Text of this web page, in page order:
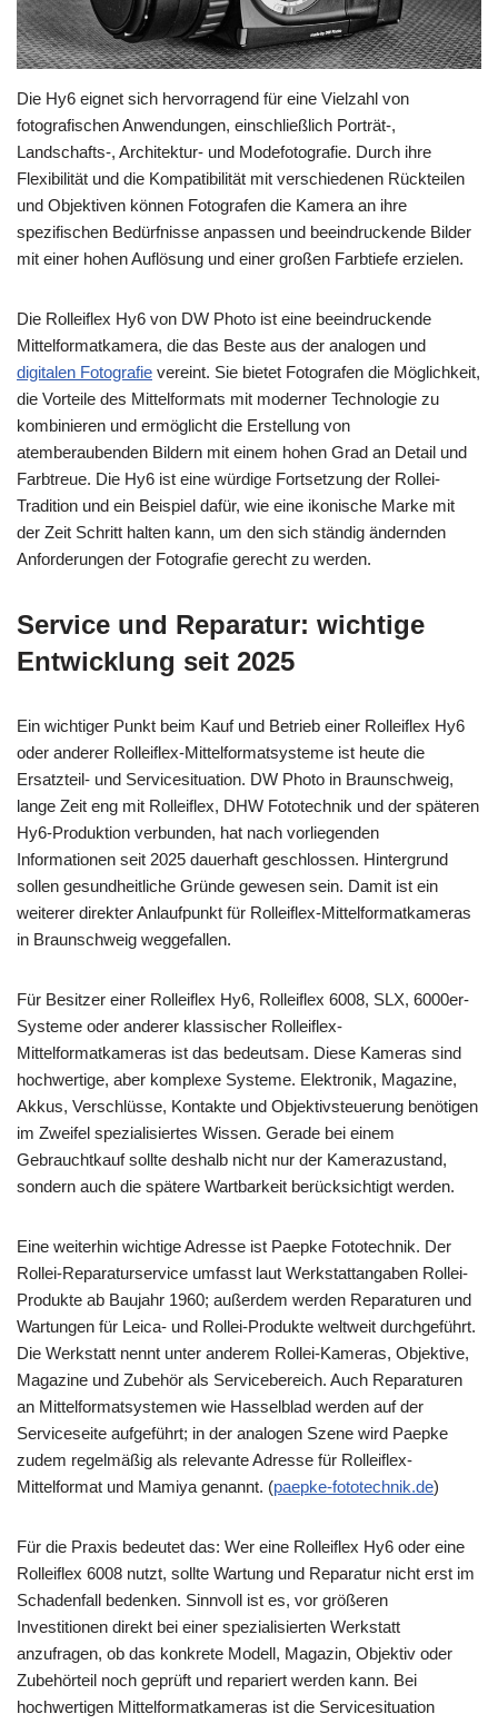
Die Hy6 eignet sich hervorragend für eine Vielzahl von
fotografischen Anwendungen, einschließlich Porträt-,
Landschafts-, Architektur- und Modefotografie. Durch ihre
Flexibilität und die Kompatibilität mit verschiedenen Rückteilen
und Objektiven können Fotografen die Kamera an ihre
spezifischen Bedürfnisse anpassen und beeindruckende Bilder
mit einer hohen Auflösung und einer großen Farbtiefe erzielen.
Die Rolleiflex Hy6 von DW Photo ist eine beeindruckende
Mittelformatkamera, die das Beste aus der analogen und
digitalen Fotografie vereint. Sie bietet Fotografen die Möglichkeit,
die Vorteile des Mittelformats mit moderner Technologie zu
kombinieren und ermöglicht die Erstellung von
atemberaubenden Bildern mit einem hohen Grad an Detail und
Farbtreue. Die Hy6 ist eine würdige Fortsetzung der Rollei-
Tradition und ein Beispiel dafür, wie eine ikonische Marke mit
der Zeit Schritt halten kann, um den sich ständig ändernden
Anforderungen der Fotografie gerecht zu werden.
Service und Reparatur: wichtige
Entwicklung seit 2025
Ein wichtiger Punkt beim Kauf und Betrieb einer Rolleiflex Hy6
oder anderer Rolleiflex-Mittelformatsysteme ist heute die
Ersatzteil- und Servicesituation. DW Photo in Braunschweig,
lange Zeit eng mit Rolleiflex, DHW Fototechnik und der späteren
Hy6-Produktion verbunden, hat nach vorliegenden
Informationen seit 2025 dauerhaft geschlossen. Hintergrund
sollen gesundheitliche Gründe gewesen sein. Damit ist ein
weiterer direkter Anlaufpunkt für Rolleiflex-Mittelformatkameras
in Braunschweig weggefallen.
Für Besitzer einer Rolleiflex Hy6, Rolleiflex 6008, SLX, 6000er-
Systeme oder anderer klassischer Rolleiflex-
Mittelformatkameras ist das bedeutsam. Diese Kameras sind
hochwertige, aber komplexe Systeme. Elektronik, Magazine,
Akkus, Verschlüsse, Kontakte und Objektivsteuerung benötigen
im Zweifel spezialisiertes Wissen. Gerade bei einem
Gebrauchtkauf sollte deshalb nicht nur der Kamerazustand,
sondern auch die spätere Wartbarkeit berücksichtigt werden.
Eine weiterhin wichtige Adresse ist Paepke Fototechnik. Der
Rollei-Reparaturservice umfasst laut Werkstattangaben Rollei-
Produkte ab Baujahr 1960; außerdem werden Reparaturen und
Wartungen für Leica- und Rollei-Produkte weltweit durchgeführt.
Die Werkstatt nennt unter anderem Rollei-Kameras, Objektive,
Magazine und Zubehör als Servicebereich. Auch Reparaturen
an Mittelformatsystemen wie Hasselblad werden auf der
Serviceseite aufgeführt; in der analogen Szene wird Paepke
zudem regelmäßig als relevante Adresse für Rolleiflex-
Mittelformat und Mamiya genannt. (paepke-fototechnik.de⁠)
Für die Praxis bedeutet das: Wer eine Rolleiflex Hy6 oder eine
Rolleiflex 6008 nutzt, sollte Wartung und Reparatur nicht erst im
Schadenfall bedenken. Sinnvoll ist es, vor größeren
Investitionen direkt bei einer spezialisierten Werkstatt
anzufragen, ob das konkrete Modell, Magazin, Objektiv oder
Zubehörteil noch geprüft und repariert werden kann. Bei
hochwertigen Mittelformatkameras ist die Servicesituation